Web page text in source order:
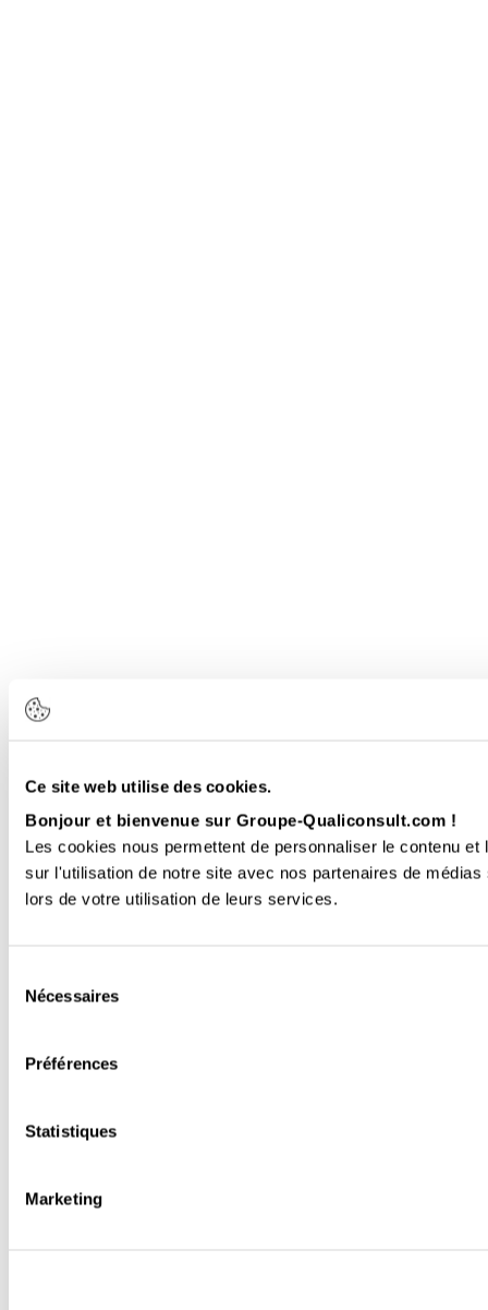
Ce site web utilise des cookies.
Bonjour et bienvenue sur Groupe-Qualiconsult.com !
Les cookies nous permettent de personnaliser le contenu
sur l'utilisation de notre site avec nos partenaires de
lors de votre utilisation de leurs services.
Nécessaires
Préférences
Statistiques
Marketing